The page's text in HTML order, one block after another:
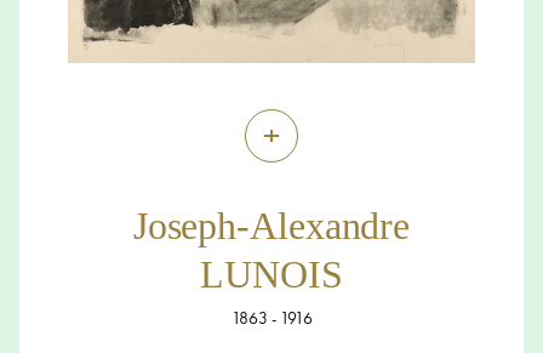
+
Joseph-Alexandre
LUNOIS
1863 - 1916